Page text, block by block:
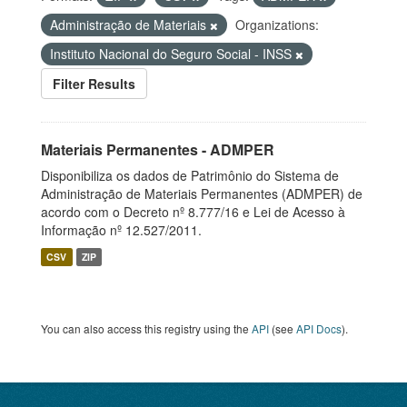
Administração de Materiais
Organizations:
Instituto Nacional do Seguro Social - INSS
Filter Results
Materiais Permanentes - ADMPER
Disponibiliza os dados de Patrimônio do Sistema de
Administração de Materiais Permanentes (ADMPER) de
acordo com o Decreto nº 8.777/16 e Lei de Acesso à
Informação nº 12.527/2011.
CSV ZIP
You can also access this registry using the API (see API Docs).